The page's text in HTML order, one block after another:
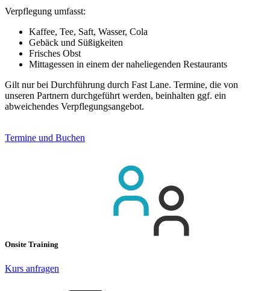
Verpflegung umfasst:
Kaffee, Tee, Saft, Wasser, Cola
Gebäck und Süßigkeiten
Frisches Obst
Mittagessen in einem der naheliegenden Restaurants
Gilt nur bei Durchführung durch Fast Lane. Termine, die von
unseren Partnern durchgeführt werden, beinhalten ggf. ein
abweichendes Verpflegungsangebot.
Termine und Buchen
Onsite Training
Kurs anfragen